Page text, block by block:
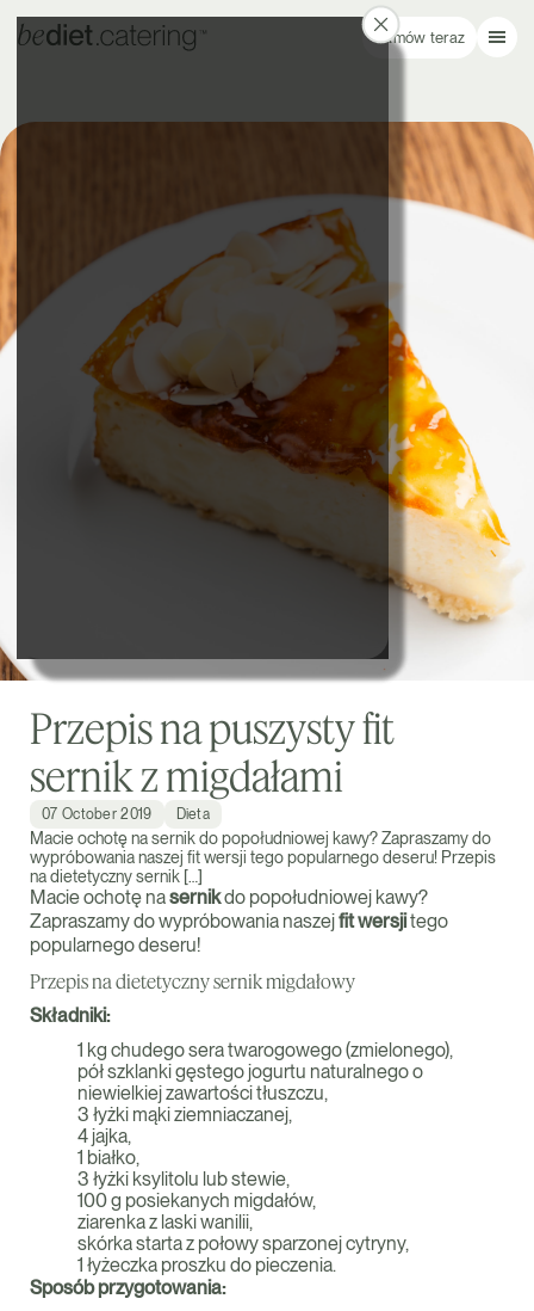
Zamów teraz
Przepis na puszysty fit
sernik z migdałami
07 October 2019 Dieta
Macie ochotę na sernik do popołudniowej kawy? Zapraszamy do
wypróbowania naszej fit wersji tego popularnego deseru! Przepis
na dietetyczny sernik […]
Macie ochotę nasernikdo popołudniowej kawy?
Zapraszamy do wypróbowania naszejfit wersjitego
popularnego deseru!
Przepis na dietetyczny sernik migdałowy
Składniki:
1 kg chudego sera twarogowego (zmielonego),
pół szklanki gęstego jogurtu naturalnego o
niewielkiej zawartości tłuszczu,
3 łyżki mąki ziemniaczanej,
4 jajka,
1 białko,
3 łyżki ksylitolu lub stewie,
100 g posiekanych migdałów,
ziarenka z laski wanilii,
skórka starta z połowy sparzonej cytryny,
1 łyżeczka proszku do pieczenia.
Sposób przygotowania: